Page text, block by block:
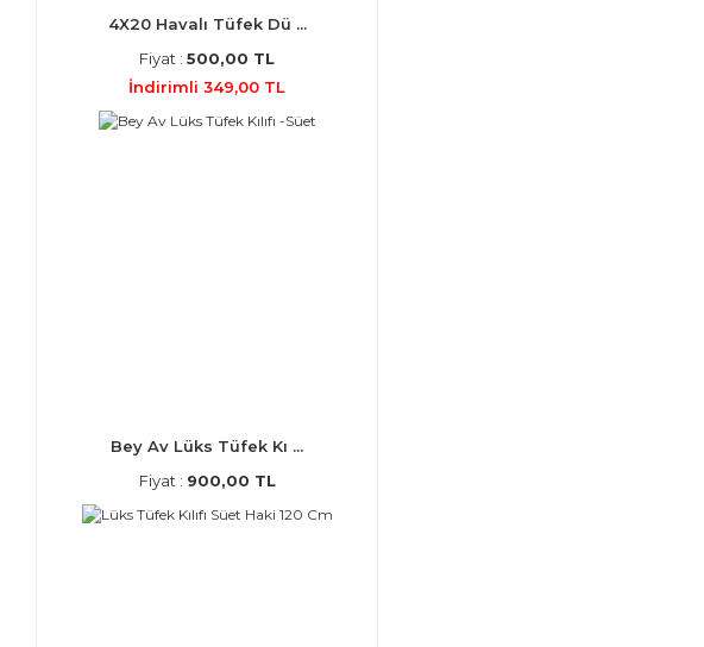
4X20 Havalı Tüfek Dü ...
Fiyat : 500,00 TL
İndirimli 349,00 TL
Bey Av Lüks Tüfek Kı ...
Fiyat : 900,00 TL